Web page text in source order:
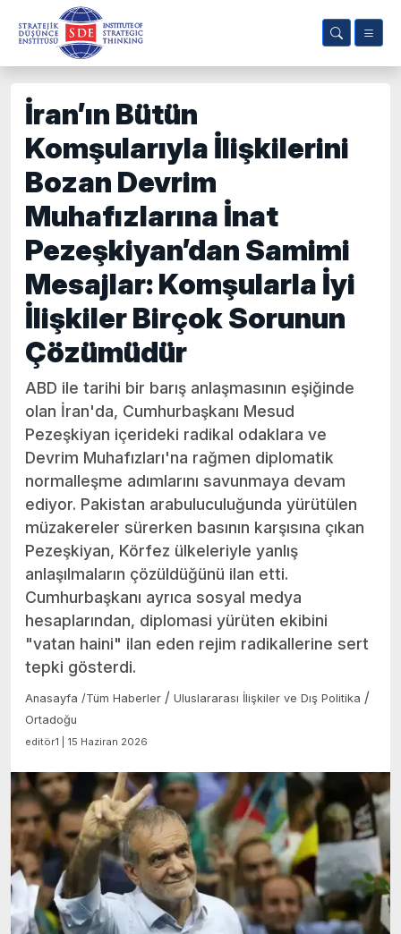
İran’ın Bütün
Komşularıyla İlişkilerini
Bozan Devrim
Muhafızlarına İnat
Pezeşkiyan’dan Samimi
Mesajlar: Komşularla İyi
İlişkiler Birçok Sorunun
Çözümüdür
ABD ile tarihi bir barış anlaşmasının eşiğinde
olan İran'da, Cumhurbaşkanı Mesud
Pezeşkiyan içerideki radikal odaklara ve
Devrim Muhafızları'na rağmen diplomatik
normalleşme adımlarını savunmaya devam
ediyor. Pakistan arabuluculuğunda yürütülen
müzakereler sürerken basının karşısına çıkan
Pezeşkiyan, Körfez ülkeleriyle yanlış
anlaşılmaların çözüldüğünü ilan etti.
Cumhurbaşkanı ayrıca sosyal medya
hesaplarından, diplomasi yürüten ekibini
"vatan haini" ilan eden rejim radikallerine sert
tepki gösterdi.
Anasayfa /Tüm Haberler / Uluslararası İlişkiler ve Dış Politika /
Ortadoğu
editör1 | 15 Haziran 2026